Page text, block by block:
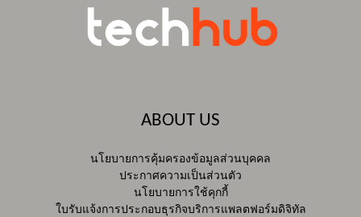
ABOUT US
นโยบายการคุ้มครองข้อมูลส่วนบุคคล
ประกาศความเป็นส่วนตัว
นโยบายการใช้คุกกี้
ใบรับแจ้งการประกอบธุรกิจบริการแพลตฟอร์มดิจิทัล